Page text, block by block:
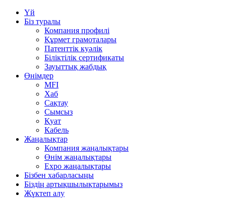
Үй
Біз туралы
Компания профилі
Құрмет грамоталары
Патенттік куәлік
Біліктілік сертификаты
Зауыттық жабдық
Өнімдер
MFI
Хаб
Сақтау
Сымсыз
Қуат
Кабель
Жаңалықтар
Компания жаңалықтары
Өнім жаңалықтары
Expo жаңалықтары
Бізбен хабарласыңы
Біздің артықшылықтарымыз
Жүктеп алу